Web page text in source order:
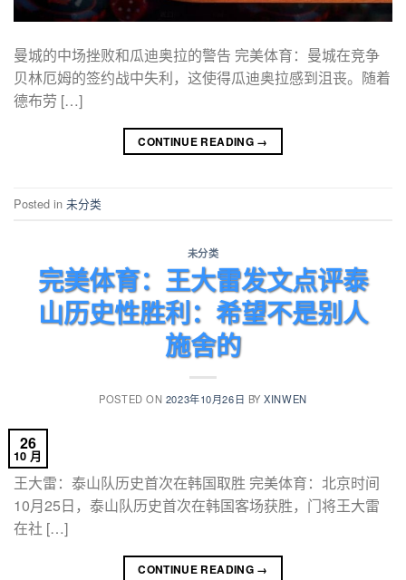
曼城的中场挫败和瓜迪奥拉的警告 完美体育：曼城在竞争
贝林厄姆的签约战中失利，这使得瓜迪奥拉感到沮丧。随着
德布劳 […]
CONTINUE READING →
Posted in 未分类
未分类
完美体育：王大雷发文点评泰
山历史性胜利：希望不是别人
施舍的
POSTED ON 2023年10月26日 BYXINWEN
26
10 月
王大雷：泰山队历史首次在韩国取胜 完美体育：北京时间
10月25日，泰山队历史首次在韩国客场获胜，门将王大雷
在社 […]
CONTINUE READING →